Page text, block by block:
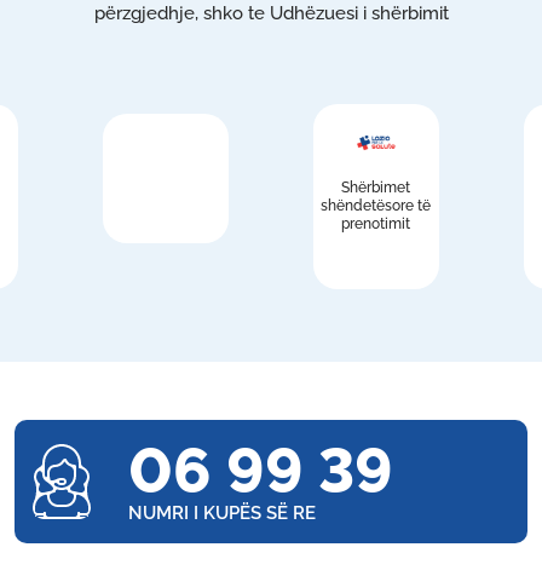
përzgjedhje, shko te Udhëzuesi i shërbimit
Shërbimet
shëndetësore të
prenotimit
06 99 39
NUMRI I KUPËS SË RE